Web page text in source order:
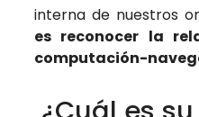
interna de nuestros
es reconocer la
computación-